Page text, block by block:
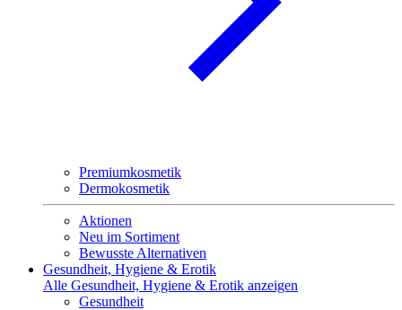
Premiumkosmetik
Dermokosmetik
Aktionen
Neu im Sortiment
Bewusste Alternativen
Gesundheit, Hygiene & Erotik
Alle Gesundheit, Hygiene & Erotik anzeigen
Gesundheit